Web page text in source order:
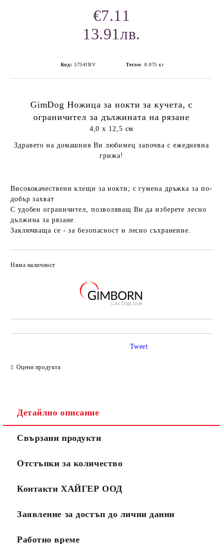
€7.11
13.91лв.
Код: 57541BV Тегло: 0.075 кг
GimDog Ножица за нокти за кучета, с
ограничител за дължината на рязане
4,0 х 12,5 см
Здравето на домашния Ви любимец започва с ежедневна
грижа!
Висококачествени клещи за нокти; с гумена дръжка за по-
добър захват
С удобен ограничител, позволяващ Ви да изберете лесно
дължина за рязане.
Заключваща се - за безопасност и лесно съхранение.
Няма наличност
Оцени продукта
Tweet
Детайлно описание
Свързани продукти
Отстъпки за количество
Контакти ХАЙГЕР ООД
Заявление за достъп до лични данни
Работно време